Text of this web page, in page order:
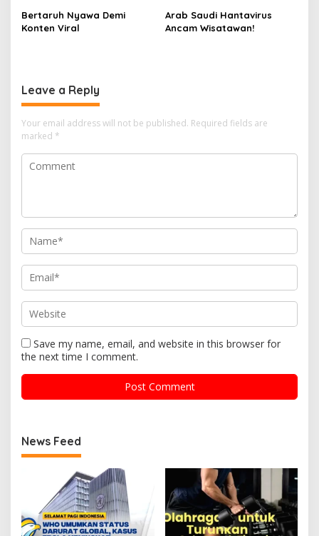
Bertaruh Nyawa Demi
Konten Viral
Arab Saudi Hantavirus
Ancam Wisatawan!
Leave a Reply
Your email address will not be published. Required fields are
marked *
Save my name, email, and website in this browser for
the next time I comment.
News Feed